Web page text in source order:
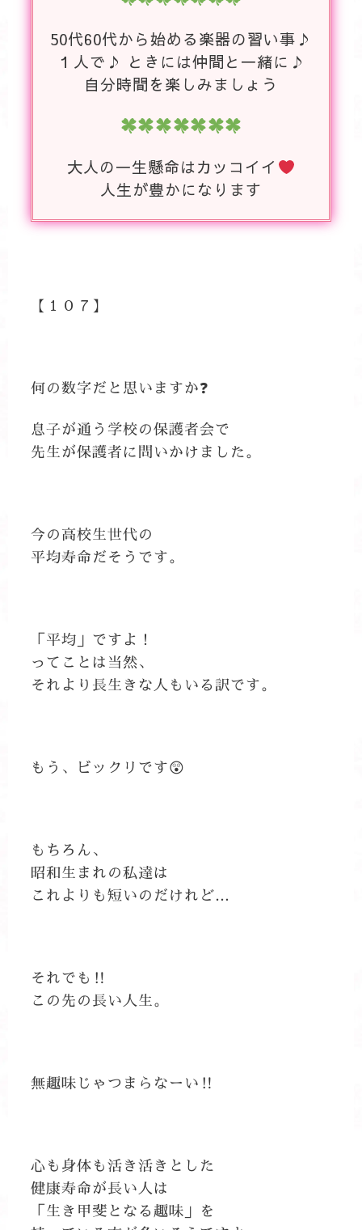
50代60代から始める楽器の習い事♪
１人で♪ ときには仲間と一緒に♪
自分時間を楽しみましょう
大人の一生懸命はカッコイイ
人生が豊かになります
【１０７】
何の数字だと思いますか❓
息子が通う学校の保護者会で
先生が保護者に問いかけました。
今の高校生世代の
平均寿命だそうです。
「平均」ですよ！
ってことは当然、
それより長生きな人もいる訳です。
もう、ビックリです😲
もちろん、
昭和生まれの私達は
これよりも短いのだけれど…
それでも‼
この先の長い人生。
無趣味じゃつまらなーい‼
心も身体も活き活きとした
健康寿命が長い人は
「生き甲斐となる趣味」を